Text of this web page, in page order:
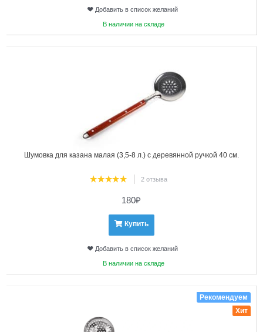
Добавить в список желаний
В наличии на складе
Шумовка для казана малая (3,5-8 л.) с деревянной ручкой 40 см.
2 отзыва
180₽
Купить
Добавить в список желаний
В наличии на складе
Рекомендуем
Хит